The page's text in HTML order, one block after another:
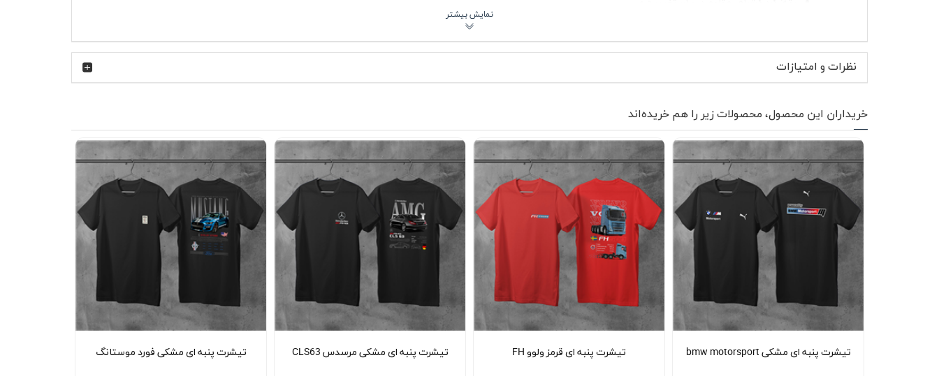
مناسب خانم ها و آقایان با استایل زنانه و مردانه
قابل استفاده در استایل روزمره و استایل نیمه‌رسمی اسپرت
موارد استفاده و استایل پیشنهادی 👕
این تیشرت برای موقعیت‌های غیررسمی، دورهمی‌های دوستانه، نمایشگاه‌های خودرو یا حتی یک روز عادی در شهر انتخابی کاربردی است. می‌توانید آن را با شلوار جین آبی تیره یا
مشکی و کتانی سفید ست کنید تا یک استایل روزمره هماهنگ داشته باشید. برای پاییز نیز ترکیب تیشرت پنبه ای سفید BMW M3 با یک کاپشن چرمی یا هودی مشکی، جلوه‌ای
اسپرت‌تر ایجاد می‌کند. رنگ سفید پایه خنثی دارد و به راحتی با اکسسوری‌های تیره یا حتی کلاه کپ اسپرت هماهنگ می‌شود.
اگر به استایل نیمه‌رسمی علاقه دارید، پوشیدن این تیشرت زیر یک کت تک اسپرت نیز می‌تواند ترکیبی متفاوت ایجاد کند؛ مخصوصاً برای کسانی که می‌خواهند علاقه خود به دنیای
BMW را ظریف اما مشخص نشان دهند. طراحی این لباس برای استفاده مشترک خانم ها و آقایان در نظر گرفته شده و به راحتی در استایل زنانه و مردانه جای می‌گیرد.
نحوه شستشو و نگهداری 🧼
برای حفظ کیفیت پارچه پنبه ای و جلوگیری از آب‌رفت، شستشو با آب سرد توصیه می‌شود. بهتر است تیشرت را پشت و رو کنید تا چاپ BMW M3 در طول زمان کیفیت خود را حفظ
مدت طولانی ظاهر تمیز و فرم اولیه خود را حفظ خواهد کرد.
تیشرت پنبه ای سفید BMW M3 برای کسانی طراحی شده که نام M3 برایشان یادآور پیست مسابقه، مهندسی دقیق و لذت رانندگی است. پوشیدن آن یعنی همراه داشتن بخشی از
نظرات و امتیازات
خریداران این محصول، محصولات زیر را هم خریده‌اند
تیشرت پنبه ای مشکی bmw motorsport تیشرت پنبه ای قرمز ولوو FH تیشرت پنبه ای مشکی مرسدس CLS63 تیشرت پنبه ای مشکی فورد موستانگ